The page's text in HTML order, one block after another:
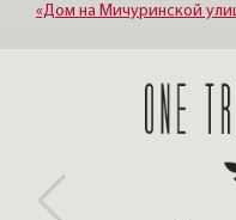
«Дом на Мичуринской